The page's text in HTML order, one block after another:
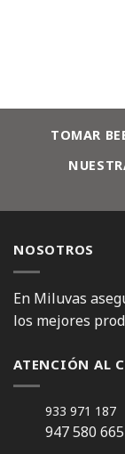
TOMAR
NOSOTROS
En Miluvas
los mejores
ATENCIÓN AL
933 971 187
947 580 665